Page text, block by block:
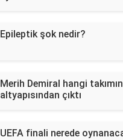
Epileptik şok nedir?
Merih Demiral hangi takımın
altyapısından çıktı
UEFA finali nerede